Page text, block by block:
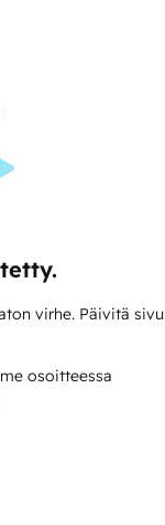
virhe. Päivitä sivu
osoitteessa